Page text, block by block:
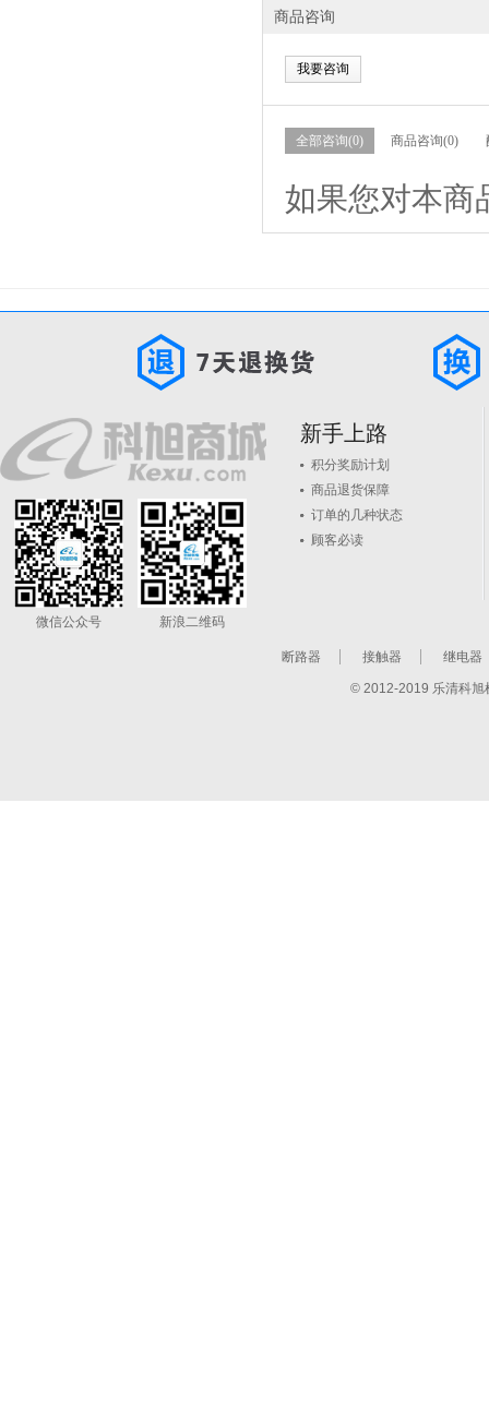
商品咨询
我要咨询
全部咨询(0) 商品咨询(0)
如果您对本商
微信公众号 新浪二维码
新手上路
积分奖励计划
商品退货保障
订单的几种状态
顾客必读
断路器 接触器 继电器
© 2012-2019 乐清科旭